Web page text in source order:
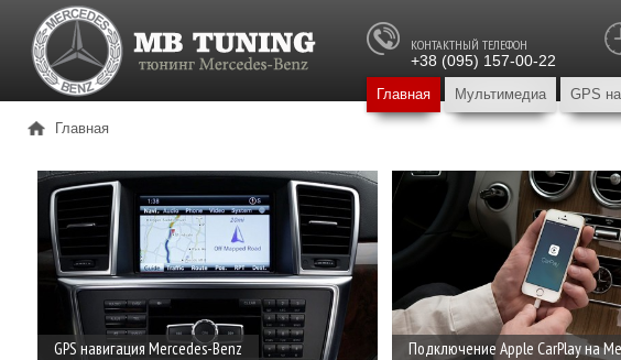
КОНТАКТНЫЙ ТЕЛЕФОН
+38 (095) 157-00-22
Главная Мультимедиа GPS
Главная
GPS навигация Mercedes-Benz Подключение Apple CarPlay на